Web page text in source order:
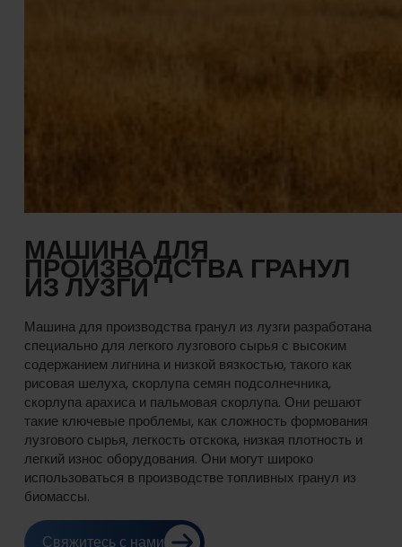
МАШИНА ДЛЯ
ПРОИЗВОДСТВА ГРАНУЛ
ИЗ ЛУЗГИ
Машина для производства гранул из лузги разработана
специально для легкого лузгового сырья с высоким
содержанием лигнина и низкой вязкостью, такого как
рисовая шелуха, скорлупа семян подсолнечника,
скорлупа арахиса и пальмовая скорлупа. Они решают
такие ключевые проблемы, как сложность формования
лузгового сырья, легкость отскока, низкая плотность и
легкий износ оборудования. Они могут широко
использоваться в производстве топливных гранул из
биомассы.
Свяжитесь с нами